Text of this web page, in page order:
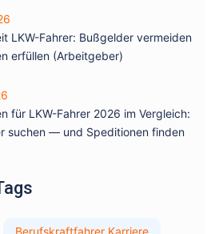
LKW-Fahrer: Bußgelder vermeiden
erfüllen (Arbeitgeber)
für LKW-Fahrer 2026 im Vergleich:
suchen — und Speditionen finden
Berufskraftfahrer Karriere